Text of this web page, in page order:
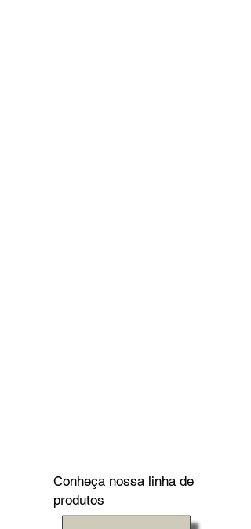
Conheça nossa linha de
produtos